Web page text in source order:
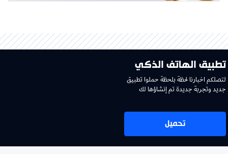
تطبيق الهاتف الذكي
لتصلكم اخبارنا لحظة بلحظة حملوا تطبيق
جديد وتجربة جديدة تم إنشاؤها لك
تحميل